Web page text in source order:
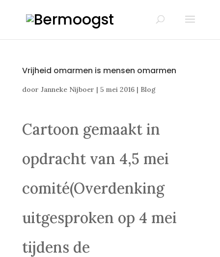
Vrijheid omarmen is mensen omarmen
door Janneke Nijboer | 5 mei 2016| Blog
Cartoon gemaakt in
opdracht van 4,5 mei
comité(Overdenking
uitgesproken op 4 mei
tijdens de